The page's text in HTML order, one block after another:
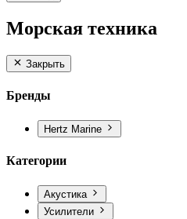
Морская техника
Закрыть
Бренды
Hertz Marine
Категории
Акустика
Усилители